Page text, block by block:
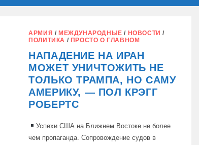
АРМИЯ / МЕЖДУНАРОДНЫЕ / НОВОСТИ /
ПОЛИТИКА / ПРОСТО О ГЛАВНОМ
НАПАДЕНИЕ НА ИРАН
МОЖЕТ УНИЧТОЖИТЬ НЕ
ТОЛЬКО ТРАМПА, НО САМУ
АМЕРИКУ, — ПОЛ КРЭГГ
РОБЕРТС
Успехи США на Ближнем Востоке не более
чем пропаганда. Сопровождение судов в